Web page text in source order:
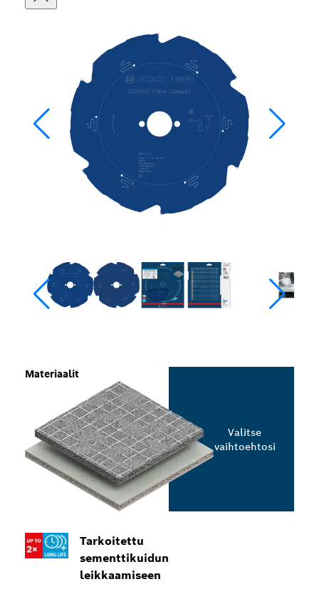
Tarkoitettu
sementtikuidun
leikkaamiseen
Materiaalit
Valitse
vaihtoehtosi